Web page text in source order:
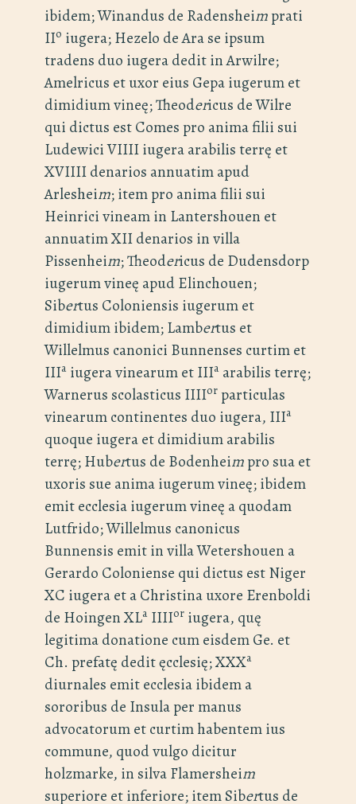
ibidem; Winandus de Radensheimprati
IIo iugera; Hezelo de Ara se ipsum
tradens duo iugera dedit in Arwilre;
Amelricus et uxor eius Gepa iugerum et
dimidium vineę; Theodericus de Wilre
qui dictus est Comes pro anima filii sui
Ludewici VIIII iugera arabilis terrę et
XVIIII denarios annuatim apud
Arlesheim; item pro anima filii sui
Heinrici vineam in Lantershouen et
annuatim XII denarios in villa
Pissenheim; Theodericus de Dudensdorp
iugerum vineę apud Elinchouen;
Sibertus Coloniensis iugerum et
dimidium ibidem; Lambertus et
Willelmus canonici Bunnenses curtim et
IIIa iugera vinearum et IIIa arabilis terrę;
Warnerus scolasticus IIIIor particulas
vinearum continentes duo iugera, IIIa
quoque iugera et dimidium arabilis
terrę; Hubertus de Bodenheimpro sua et
uxoris sue anima iugerum vineę; ibidem
emit ecclesia iugerum vineę a quodam
Lutfrido; Willelmus canonicus
Bunnensis emit in villa Wetershouen a
Gerardo Coloniense qui dictus est Niger
XC iugera et a Christina uxore Erenboldi
de Hoingen XLa IIIIor iugera, quę
legitima donatione cum eisdem Ge. et
Ch. prefatę dedit ęcclesię; XXXa
diurnales emit ecclesia ibidem a
sororibus de Insula per manus
advocatorum et curtim habentem ius
commune, quod vulgo dicitur
holzmarke, in silva Flamersheim
superiore et inferiore; item Sibertus de